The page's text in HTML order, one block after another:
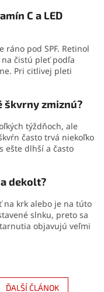
C a LED
ráno pod SPF. Retinol
na čistú pleť podľa
Pri citlivej pleti
škvrny zmiznú?
týždňoch, ale
často trvá niekoľko
ešte dlhší a často
dekolt?
na krk alebo je na túto
slnku, preto sa
objavujú veľmi
ĎALŠÍ ČLÁNOK